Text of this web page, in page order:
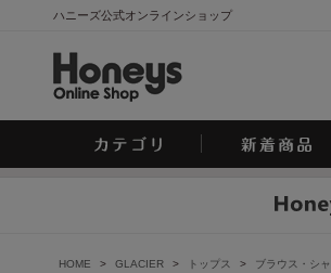
ハニーズ公式オンラインショップ
HOME > GLACIER > トップス > ブラウス・シ